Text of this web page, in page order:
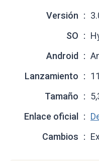
Versión
SO
Android
Lanzamiento
Tamaño
Enlace oficial
Cambios